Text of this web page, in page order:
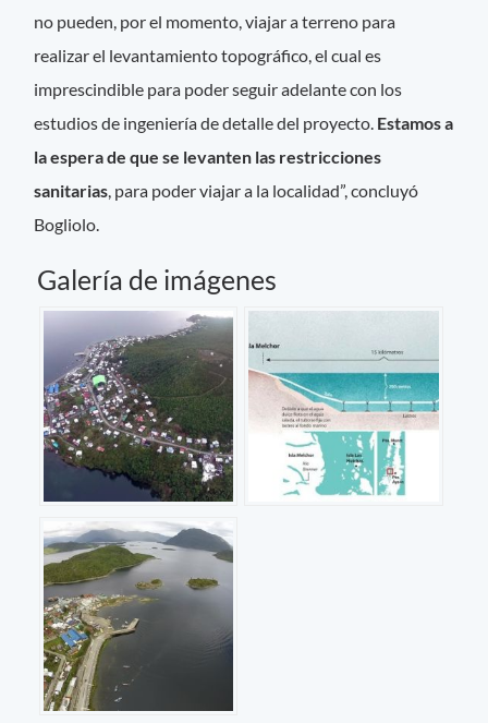
no pueden, por el momento, viajar a terreno para
realizar el levantamiento topográfico, el cual es
imprescindible para poder seguir adelante con los
estudios de ingeniería de detalle del proyecto. Estamos a
la espera de que se levanten las restricciones
sanitarias, para poder viajar a la localidad”, concluyó
Bogliolo.
Galería de imágenes